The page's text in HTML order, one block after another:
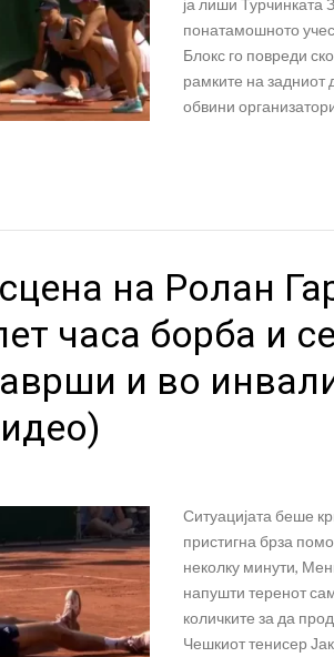
понатамошното
Блокс го повреди
рамките на задниот
обвини
на Ролан
часа борба и
и во
Ситуацијата беше
пристигна брза
неколку минути,
напушти теренот
количките за да
Чешкиот тенисер